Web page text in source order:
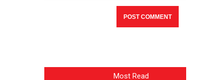
Most Read